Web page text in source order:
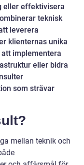
eller effektivisera
teknisk
leverera
klienternas unika
att implementera
eller bidra
som strävar
mellan teknik och